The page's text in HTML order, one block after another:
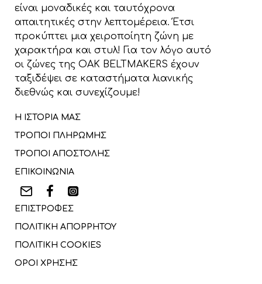
είναι μοναδικές και ταυτόχρονα
απαιτητικές στην λεπτομέρεια. Έτσι
προκύπτει μια χειροποίητη ζώνη με
χαρακτήρα και στυλ! Για τον λόγο αυτό
οι ζώνες της OAK BELTMAKERS έχουν
ταξιδέψει σε καταστήματα λιανικής
διεθνώς και συνεχίζουμε!
Η ΙΣΤΟΡΙΑ ΜΑΣ
ΤΡΟΠΟΙ ΠΛΗΡΩΜΗΣ
ΤΡΟΠΟΙ ΑΠΟΣΤΟΛΗΣ
ΕΠΙΚΟΙΝΩΝΙΑ
ΕΠΙΣΤΡΟΦΕΣ
ΠΟΛΙΤΙΚΗ ΑΠΟΡΡΗΤΟΥ
ΠΟΛΙΤΙΚΗ COOKIES
ΟΡΟΙ ΧΡΗΣΗΣ